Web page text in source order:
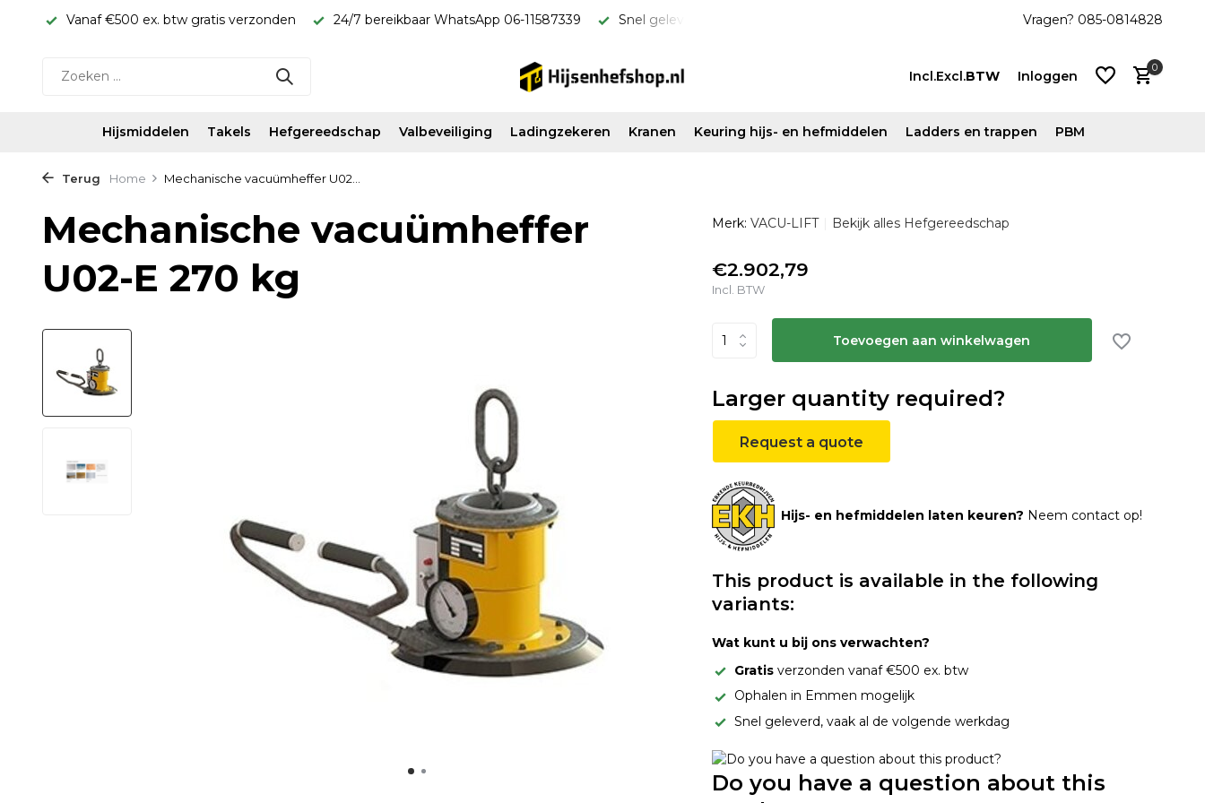
Vanaf €500 ex. btw gratis verzonden 24/7 bereikbaar WhatsApp 06-11587339 Snel geleverd & scherp van prijs! Vanaf €500 ex. btw gratis verzondenVragen? 085-0814828
Incl.Excl.BTW Inloggen
aanmaken
0
Hijsmiddelen Takels Hefgereedschap Valbeveiliging Ladingzekeren Kranen Keuring hijs- en hefmiddelen Ladders en trappen PBM
Terug Home Mechanische vacuümheffer U02...
Mechanische vacuümheffer
U02-E 270 kg
Merk: VACU-LIFT Bekijk alles Hefgereedschap
€2.902,79
Incl. BTW
Toevoegen aan winkelwagen
Larger quantity required?
Request a quote
Hijs- en hefmiddelen laten keuren? Neem contact op!
This product is available in the following
variants:
Wat kunt u bij ons verwachten?
Gratisverzonden vanaf €500 ex. btw
Ophalen in Emmen mogelijk
Snel geleverd, vaak al de volgende werkdag
Do you have a question about this